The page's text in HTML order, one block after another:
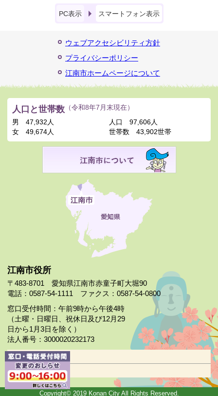
PC表示 スマートフォン表示
ウェブアクセシビリティ方針
プライバシーポリシー
江南市ホームページについて
江南市役所
〒483-8701 愛知県江南市赤童子町大堀90
電話：0587-54-1111 ファクス：0587-54-0800
窓口受付時間：午前9時から午後4時
（土曜・日曜日、祝休日及び12月29
日から1月3日を除く）
法人番号：3000020232173
市役所案内
日曜市役所
人口と世帯数 （令和8年7月末現在）
男
47,932人
女
49,674人
人口
97,606人
世帯数
43,902世帯
Copyright© 2019 Konan City All Rights Reserved.